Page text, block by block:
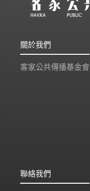
關於我們
客家公共傳播基金會
聯絡我們